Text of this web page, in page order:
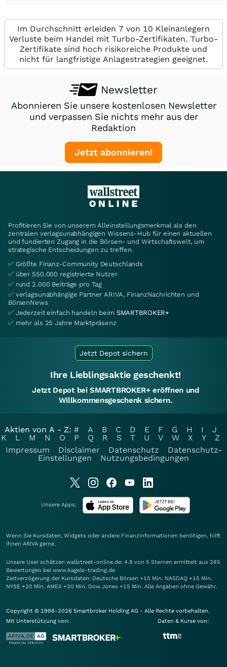
Im Durchschnitt erleiden 7 von 10 Kleinanlegern
Verluste beim Handel mit Turbo-Zertifikaten. Turbo-
Zertifikate sind hoch risikoreiche Produkte und
nicht für langfristige Anlagestrategien geeignet.
Newsletter
Abonnieren Sie unsere kostenlosen Newsletter
und verpassen Sie nichts mehr aus der
Redaktion
Jetzt abonnieren!
Profitieren Sie von unserem Alleinstellungsmerkmal als den
zentralen verlagsunabhängigen Wissens-Hub für einen aktuellen
und fundierten Zugang in die Börsen- und Wirtschaftswelt, um
strategische Entscheidungen zu treffen.
✅ Größte Finanz-Community Deutschlands
✅ über 550.000 registrierte Nutzer
✅ rund 2.000 Beiträge pro Tag
✅ verlagsunabhängige Partner ARIVA, FinanzNachrichten und
BörsenNews
✅ Jederzeit einfach handeln beim SMARTBROKER+
✅ mehr als 25 Jahre Marktpräsenz
Jetzt Depot sichern
Ihre Lieblingsaktie geschenkt!
Jetzt Depot bei SMARTBROKER+ eröffnen und
Willkommensgeschenk sichern.
Aktien von A - Z: # A B C D E F G H I
J
K
L M N O P Q R S T U V W X Y
Z
Impressum
Disclaimer Datenschutz
Datenschutz-
Einstellungen
Nutzungsbedingungen
Unsere Apps:
Wenn Sie Kursdaten, Widgets oder andere Finanzinformationen benötigen, hilft
Ihnen ARIVA gerne.
Unsere User schätzen wallstreet-online.de: 4.8 von 5 Sternen ermittelt aus 285
Bewertungen bei www.kagels-trading.de
Zeitverzögerung der Kursdaten: Deutsche Börsen +15 Min. NASDAQ +15 Min.
NYSE +20 Min. AMEX +20 Min. Dow Jones +15 Min. Alle Angaben ohne Gewähr.
Copyright © 1998-2026 Smartbroker Holding AG - Alle Rechte vorbehalten.
Mit Unterstützung von:
Daten & Kurse von: